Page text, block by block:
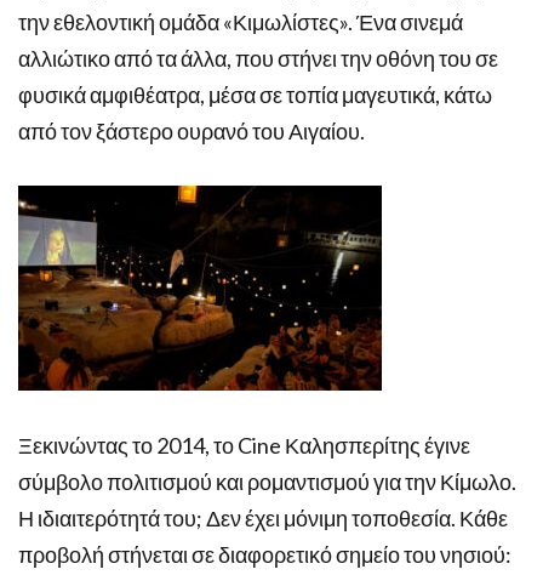
την εθελοντική ομάδα «Κιμωλίστες». Ένα σινεμά
αλλιώτικο από τα άλλα, που στήνει την οθόνη του σε
φυσικά αμφιθέατρα, μέσα σε τοπία μαγευτικά, κάτω
από τον ξάστερο ουρανό του Αιγαίου.
Ξεκινώντας το 2014, το Cine Καλησπερίτης έγινε
σύμβολο πολιτισμού και ρομαντισμού για την Κίμωλο.
Η ιδιαιτερότητά του; Δεν έχει μόνιμη τοποθεσία. Κάθε
προβολή στήνεται σε διαφορετικό σημείο του νησιού: